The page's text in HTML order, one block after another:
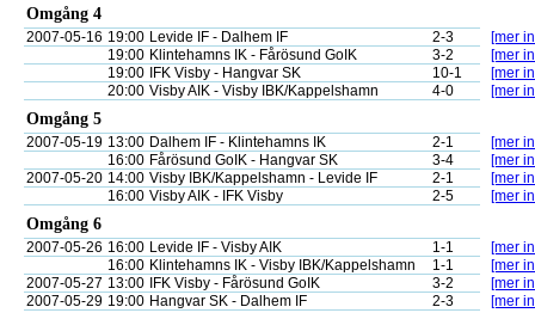
Omgång 4
2007-05-16 19:00 Levide IF - Dalhem IF 2-3
[mer
19:00 Klintehamns IK - Fårösund GoIK 3-2
[mer
19:00
IFK Visby - Hangvar SK 10-1
[mer
20:00 Visby AIK - Visby IBK/Kappelshamn 4-0 [mer
Omgång 5
2007-05-19 13:00 Dalhem IF - Klintehamns IK 2-1
[mer
16:00 Fårösund GoIK - Hangvar SK 3-4
[mer
2007-05-20 14:00 Visby IBK/Kappelshamn - Levide IF 2-1
[mer
16:00 Visby AIK - IFK Visby 2-5 [mer
Omgång 6
2007-05-26 16:00 Levide IF - Visby AIK 1-1
[mer
16:00 Klintehamns IK - Visby IBK/Kappelshamn 1-1
[mer
2007-05-27 13:00 IFK Visby - Fårösund GoIK 3-2
[mer
2007-05-29 19:00 Hangvar SK - Dalhem IF 2-3 [mer